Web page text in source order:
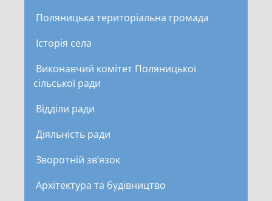
Поляницька територіальна громада
Історія села
Виконавчий комітет Поляницької
сільської ради
Відділи ради
Діяльність ради
Зворотній зв’язок
Архітектура та будівництво